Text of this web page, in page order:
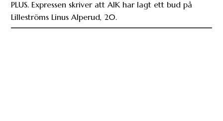
PLUS. Expressen skriver att AIK har lagt ett bud på
Lilleströms Linus Alperud, 20.